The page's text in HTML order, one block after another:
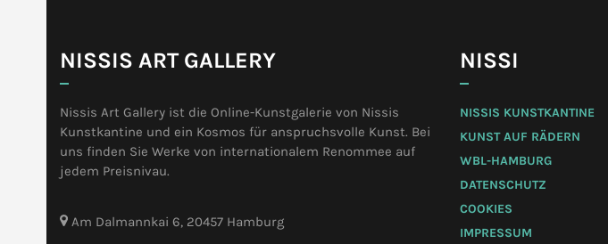
NISSIS ART GALLERY
Nissis Art Gallery ist die Online-Kunstgalerie von Nissis
Kunstkantine und ein Kosmos für anspruchsvolle Kunst. Bei
uns finden Sie Werke von internationalem Renommee auf
jedem Preisnivau.
Am Dalmannkai 6, 20457 Hamburg
NISSI
NISSIS KUNSTKANTINE
KUNST AUF RÄDERN
WBL-HAMBURG
DATENSCHUTZ
COOKIES
IMPRESSUM